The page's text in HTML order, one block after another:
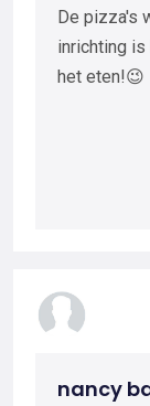
De pizza's
inrichting is
het eten!😉
nancy